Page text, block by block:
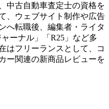
中古自動車査定士の資格を
、ウェブサイト制作や広告
へ転職後、編集者・ライタ
ーナル」「R25」など多
はフリーランスとして、コ
ー関連の新商品レビューを